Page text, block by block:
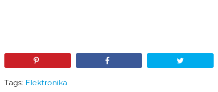
Tags: Elektronika